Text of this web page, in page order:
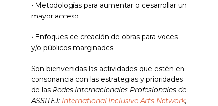
• Metodologías para aumentar o desarrollar un
mayor acceso
• Enfoques de creación de obras para voces
y/o públicos marginados
Son bienvenidas las actividades que estén en
consonancia con las estrategias y prioridades
de las Redes Internacionales Profesionales de
ASSITEJ: International Inclusive Arts Network,